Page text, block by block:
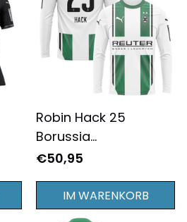
Robin Hack 25
Borussia
Mönchengladbach
Langarm für Herren -
Komplett Bedruckt -
€50,95
IM WARENKORB